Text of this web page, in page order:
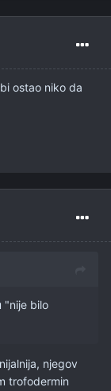
ostao niko da
"nije bilo
njegov
trofodermin